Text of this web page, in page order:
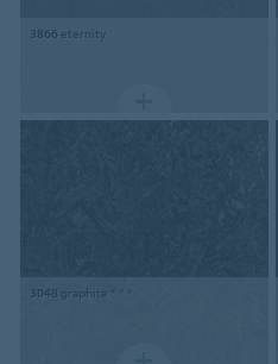
3866 eternity
3048 graphite * * *